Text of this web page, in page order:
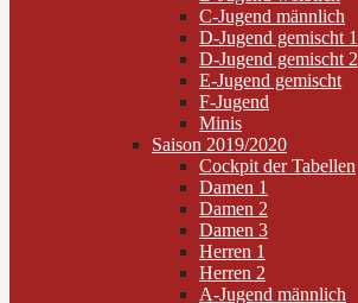
C-Jugend männlich
D-Jugend gemischt 1
D-Jugend gemischt 2
E-Jugend gemischt
F-Jugend
Minis
Saison 2019/2020
Cockpit der Tabellen
Damen 1
Damen 2
Damen 3
Herren 1
Herren 2
A-Jugend männlich